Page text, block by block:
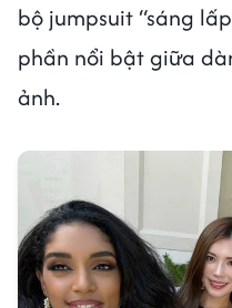
bộ jumpsuit “sáng
phần nổi bật giữa
ảnh.